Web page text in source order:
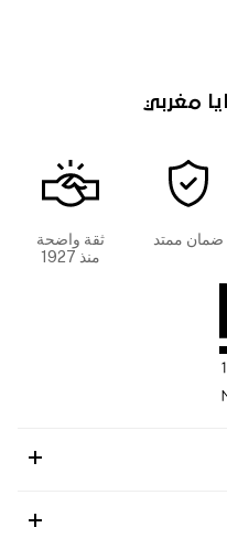
مغربي
ضمان ممتد
ثقة واضحة
منذ 1927